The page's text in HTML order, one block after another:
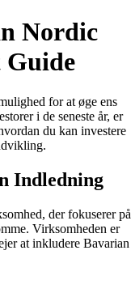
Nordic
for at øge ens
i de seneste år, er
du kan investere
Indledning
der fokuserer på
Virksomheden er
at inkludere Bavarian